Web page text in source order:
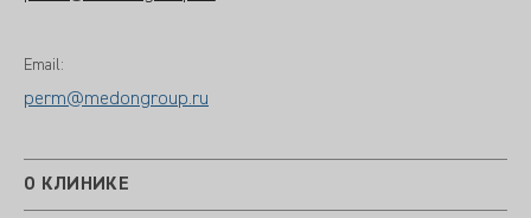
Email:
perm@medongroup.ru
О КЛИНИКЕ